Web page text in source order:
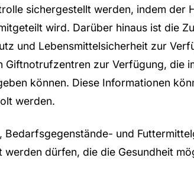
sichergestellt werden, indem der
wird. Darüber hinaus ist die
und Lebensmittelsicherheit zur
zur Verfügung, die
können. Diese Informationen
werden.
und
dürfen, die die Gesundheit